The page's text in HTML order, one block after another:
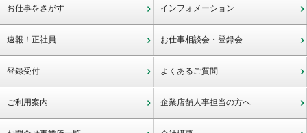
お仕事をさがす インフォメーション
速報！正社員 お仕事相談会・登録会
登録受付 よくあるご質問
ご利用案内 企業店舗人事担当の方へ